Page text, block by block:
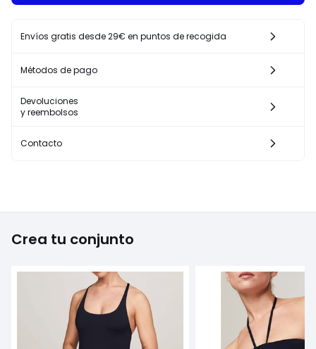
Envíos gratis desde 29€ en puntos de recogida
Métodos de pago
Devoluciones
y reembolsos
Contacto
Crea tu conjunto